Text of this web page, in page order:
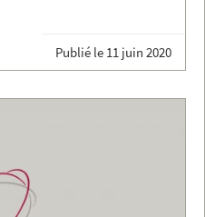
Publié le 11 juin 2020